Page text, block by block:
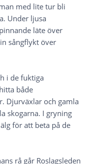
med lite tur bli
Under ljusa
läte över
sångflykt över
i de fuktiga
både
Djurväxlar och gamla
skogarna. I gryning
för att beta på de
rå går Roslagsleden